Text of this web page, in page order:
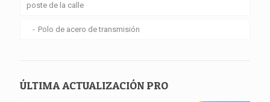
poste de la calle
Polo de acero de transmisión
ÚLTIMA ACTUALIZACIÓN PRO